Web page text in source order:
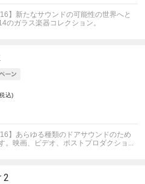
】新たなサウンドの可能性の世界へと
のガラス楽器コレクション。
込)
】あらゆる種類のドアサウンドのため
。映画、ビデオ、ポストプロダクショ...
2